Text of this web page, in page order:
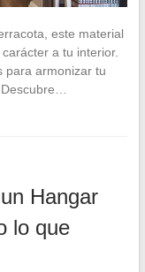
este material
a tu interior.
para armonizar tu
Hangar
lo que